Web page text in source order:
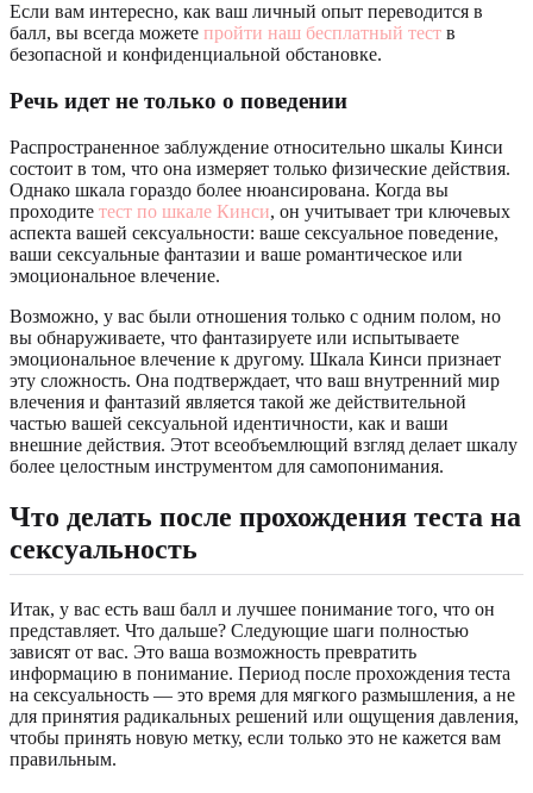
Если вам интересно, как ваш личный опыт переводится в
балл, вы всегда можете пройти наш бесплатный тест в
безопасной и конфиденциальной обстановке.
Речь идет не только о поведении
Распространенное заблуждение относительно шкалы Кинси
состоит в том, что она измеряет только физические действия.
Однако шкала гораздо более нюансирована. Когда вы
проходите тест по шкале Кинси, он учитывает три ключевых
аспекта вашей сексуальности: ваше сексуальное поведение,
ваши сексуальные фантазии и ваше романтическое или
эмоциональное влечение.
Возможно, у вас были отношения только с одним полом, но
вы обнаруживаете, что фантазируете или испытываете
эмоциональное влечение к другому. Шкала Кинси признает
эту сложность. Она подтверждает, что ваш внутренний мир
влечения и фантазий является такой же действительной
частью вашей сексуальной идентичности, как и ваши
внешние действия. Этот всеобъемлющий взгляд делает шкалу
более целостным инструментом для самопонимания.
Что делать после прохождения теста на
сексуальность
Итак, у вас есть ваш балл и лучшее понимание того, что он
представляет. Что дальше? Следующие шаги полностью
зависят от вас. Это ваша возможность превратить
информацию в понимание. Период после прохождения теста
на сексуальность — это время для мягкого размышления, а не
для принятия радикальных решений или ощущения давления,
чтобы принять новую метку, если только это не кажется вам
правильным.